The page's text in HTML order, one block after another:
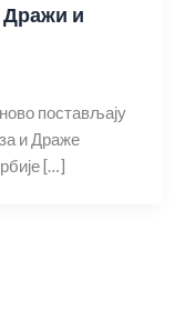
Дражи и
постављају
и Драже
[…]